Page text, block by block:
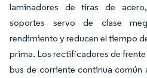
laminadores de tiras de
soportes servo de clase
rendimiento y reducen el tiempo
prima. Los rectificadores de
bus de corriente continua común